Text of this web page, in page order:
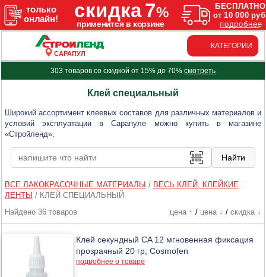
САРАПУЛ
КАТЕГОРИИ
303 товаров со скидкой от 15% до 70% смотреть
Клей специальный
Широкий ассортимент клеевых составов для различных материалов и
условий эксплуатации в Сарапуле можно купить в магазине
«Стройленд».
ВСЕ ЛАКОКРАСОЧНЫЕ МАТЕРИАЛЫ / ВЕСЬ КЛЕЙ, КЛЕЙКИЕ
ЛЕНТЫ / КЛЕЙ СПЕЦИАЛЬНЫЙ
Найдено 36 товаров
цена ↑ / цена ↓ / скидка ↓
Клей секундный CA 12 мгновенная фиксация
прозрачный 20 гр, Cosmofen
подробнее о товаре